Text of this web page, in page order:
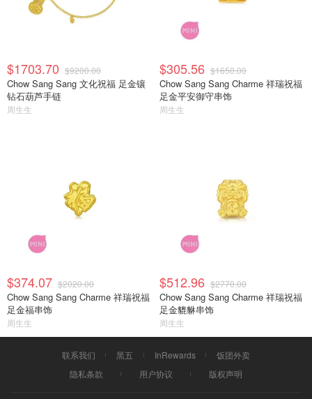
$1703.70 $9200.00
Chow Sang Sang 文化祝福 足金镶
钻石葫芦手链
周生生
$305.56 $1650.00
Chow Sang Sang Charme 祥瑞祝福
足金平安御守串饰
周生生
$374.07 $2020.00
Chow Sang Sang Charme 祥瑞祝福
足金福串饰
周生生
$512.96 $2770.00
Chow Sang Sang Charme 祥瑞祝福
足金貔貅串饰
周生生
联系我们 黑五 InRewards
饭团外卖
隐私条款
用户协议 版权声明